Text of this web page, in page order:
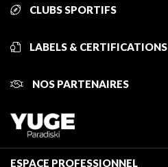
CLUBS SPORTIFS
LABELS & CERTIFICATIONS
NOS PARTENAIRES
ESPACE PROFESSIONNEL